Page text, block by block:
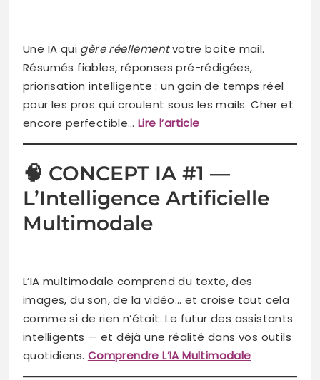
Une IA qui gère réellementvotre boîte mail.
Résumés fiables, réponses pré-rédigées,
priorisation intelligente : un gain de temps réel
pour les pros qui croulent sous les mails. Cher et
encore perfectible… Lire l’article
🧠 CONCEPT IA #1 —
L’Intelligence Artificielle
Multimodale
L’IA multimodale comprend du texte, des
images, du son, de la vidéo… et croise tout cela
comme si de rien n’était. Le futur des assistants
intelligents — et déjà une réalité dans vos outils
quotidiens. Comprendre L’IA Multimodale